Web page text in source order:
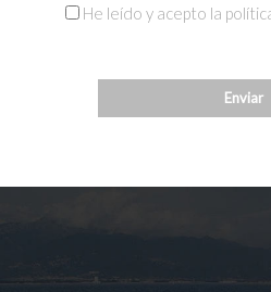
He leído y acepto la